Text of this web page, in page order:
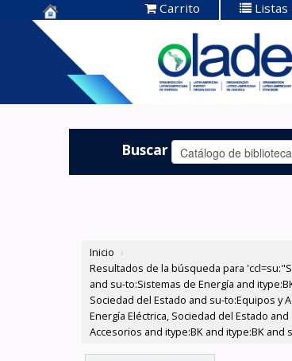
Centro de
Documentación
OLADE -
Carrito Listas
Buscar
Inicio ›
Resultados de la búsqueda para
and su-to:Sistemas de Energía and
Sociedad del Estado and su-to:Equipos y
Energía Eléctrica, Sociedad del Estado
Accesorios and itype:BK and itype:BK and